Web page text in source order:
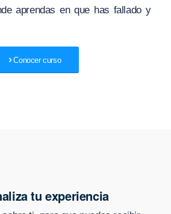
aprendas en que has fallado y
Conocer curso
tu experiencia